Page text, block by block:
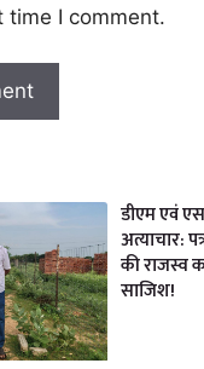
time I comment.
डीएम एवं
अत्याचार:
की राजस्व
साजिश!